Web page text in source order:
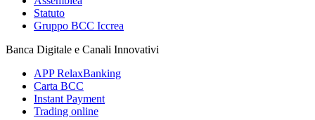
Statuto
Gruppo BCC Iccrea
Banca Digitale e Canali Innovativi
APP RelaxBanking
Carta BCC
Instant Payment
Trading online